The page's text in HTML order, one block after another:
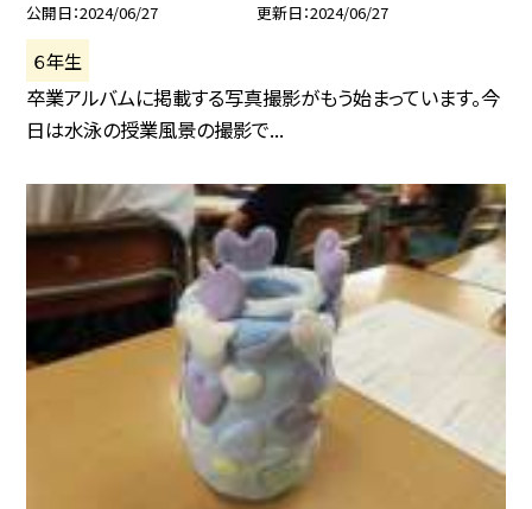
公開日 2024/06/27 更新日 2024/06/27
６年生
卒業アルバムに掲載する写真撮影がもう始まっています。今
日は水泳の授業風景の撮影で...